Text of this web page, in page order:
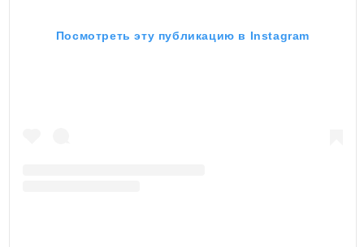
Посмотреть эту публикацию в Instagram